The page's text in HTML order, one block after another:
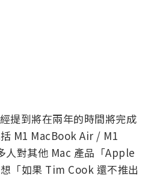
提到將在兩年的時間將完成
M1 MacBook Air / M1
對其他 Mac 產品「Apple
「如果 Tim Cook 還不推出